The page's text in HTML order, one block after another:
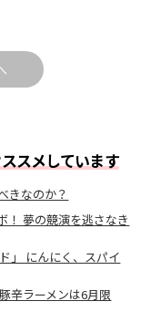
スメしています
きなのか？
！ 夢の競演を逃さなき
」 にんにく、スパイ
辛ラーメンは6月限